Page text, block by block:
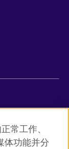
常工作、
体功能并分